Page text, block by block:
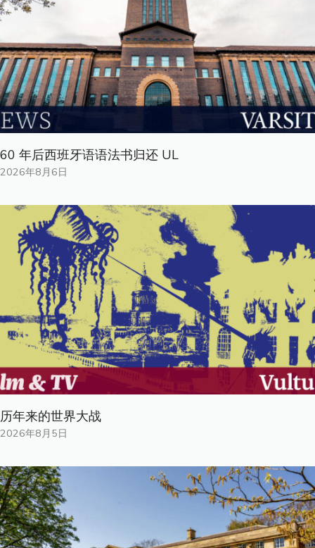
60 年后西班牙语语法书归还 UL
2026年8月6日
历年来的世界大战
2026年8月5日